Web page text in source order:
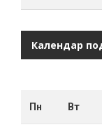
Календар
Пн Вт